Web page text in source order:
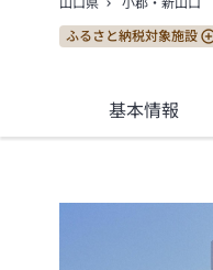
山口県 小郡・新山口
ふるさと納税対象施設
基本情報